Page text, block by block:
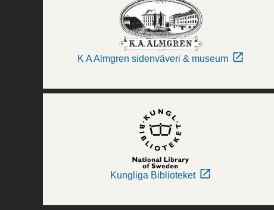
K A Almgren sidenväveri & museum
Kungliga Biblioteket